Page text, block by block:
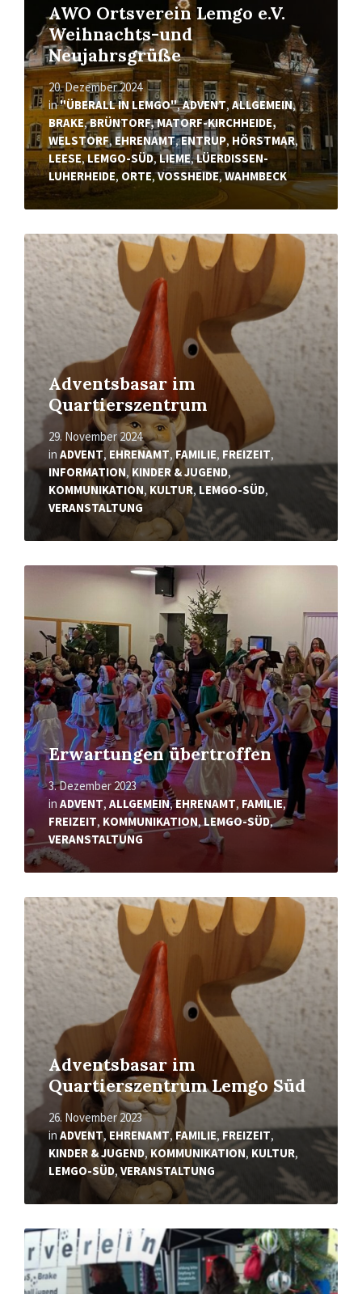
AWO Ortsverein Lemgo e.V.
Weihnachts-und
Neujahrsgrüße
20. Dezember 2024
in"ÜBERALL IN LEMGO",ADVENT, ALLGEMEIN,
BRAKE,BRÜNTORF, MATORF-KIRCHHEIDE,
WELSTORF,EHRENAMT,ENTRUP, HÖRSTMAR,
LEESE,LEMGO-SÜD,LIEME,LÜERDISSEN-
LUHERHEIDE, ORTE,VOSSHEIDE ,WAHMBECK
Adventsbasar im
Quartierszentrum
29. November 2024
in ADVENT, EHRENAMT,FAMILIE, FREIZEIT,
INFORMATION, KINDER & JUGEND,
KOMMUNIKATION,KULTUR, LEMGO-SÜD,
VERANSTALTUNG
Mehr
erfahren
Erwartungen übertroffen
3. Dezember 2023
in ADVENT, ALLGEMEIN,EHRENAMT, FAMILIE,
FREIZEIT, KOMMUNIKATION,LEMGO-SÜD,
VERANSTALTUNG
Mehr
Adventsbasar im
Quartierszentrum Lemgo Süd
26. November 2023
inADVENT,EHRENAMT,FAMILIE,FREIZEIT,
KINDER & JUGEND,KOMMUNIKATION, KULTUR,
LEMGO-SÜD, VERANSTALTUNG
Mehr
erfahren
Mehr
erfahren